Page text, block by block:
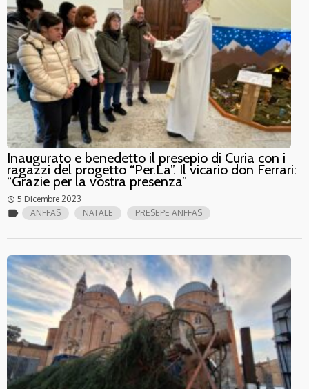
Inaugurato e benedetto il presepio di Curia con i
ragazzi del progetto “Per.La”. Il vicario don Ferrari:
“Grazie per la vostra presenza”
access_time 5 Dicembre 2023
label ANFFAS NATALE PRESEPE ANFFAS